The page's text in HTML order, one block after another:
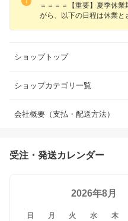
＝＝＝＝【重要】夏季休
がら、以下の日程は休業と
ショップトップ
ショップカテゴリ一覧
会社概要（支払・配送方法）
受注・発送カレンダー
2026年8月
日 月 火 水 木